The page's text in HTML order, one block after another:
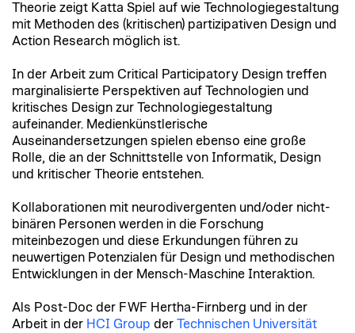
Theorie zeigt Katta Spiel auf wie Technologiegestaltung
mit Methoden des (kritischen) partizipativen Design und
Action Research möglich ist.
In der Arbeit zum Critical Participatory Design treffen
marginalisierte Perspektiven auf Technologien und
kritisches Design zur Technologiegestaltung
aufeinander. Medienkünstlerische
Auseinandersetzungen spielen ebenso eine große
Rolle, die an der Schnittstelle von Informatik, Design
und kritischer Theorie entstehen.
Kollaborationen mit neurodivergenten und/oder nicht-
binären Personen werden in die Forschung
miteinbezogen und diese Erkundungen führen zu
neuwertigen Potenzialen für Design und methodischen
Entwicklungen in der Mensch-Maschine Interaktion.
Als Post-Doc der FWF Hertha-Firnberg und in der
Arbeit in der HCI Group der Technischen Universität